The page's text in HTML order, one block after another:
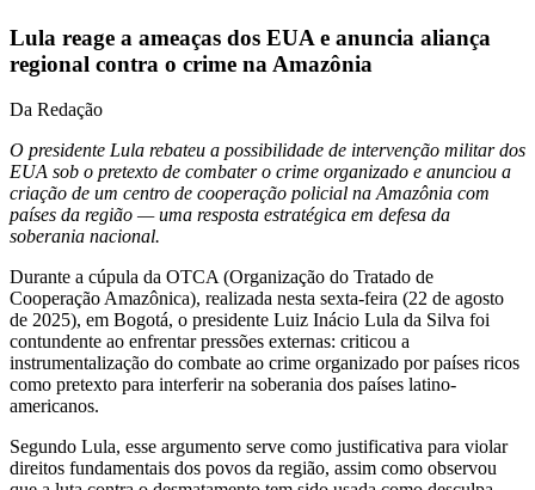
Lula reage a ameaças dos EUA e anuncia aliança
regional contra o crime na Amazônia
Da Redação
O presidente Lula rebateu a possibilidade de intervenção militar dos
EUA sob o pretexto de combater o crime organizado e anunciou a
criação de um centro de cooperação policial na Amazônia com
países da região — uma resposta estratégica em defesa da
soberania nacional.
Durante a cúpula da OTCA (Organização do Tratado de
Cooperação Amazônica), realizada nesta sexta-feira (22 de agosto
de 2025), em Bogotá, o presidente Luiz Inácio Lula da Silva foi
contundente ao enfrentar pressões externas: criticou a
instrumentalização do combate ao crime organizado por países ricos
como pretexto para interferir na soberania dos países latino-
americanos.
Segundo Lula, esse argumento serve como justificativa para violar
direitos fundamentais dos povos da região, assim como observou